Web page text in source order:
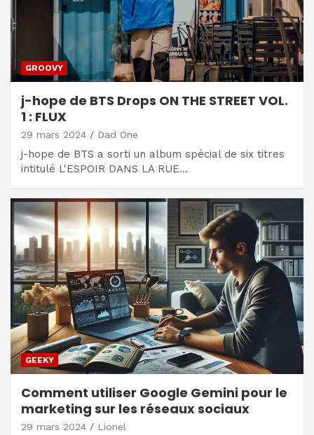
GROOVY
j-hope de BTS Drops ON THE STREET VOL.
1 : FLUX
29 mars 2024 Dad One
j-hope de BTS a sorti un album spécial de six titres
intitulé L'ESPOIR DANS LA RUE…
GEEKY
Comment utiliser Google Gemini pour le
marketing sur les réseaux sociaux
29 mars 2024 Lionel